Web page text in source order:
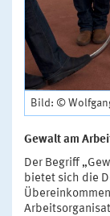
Bild: ©
Gewalt am
Der Begriff
bietet sich die